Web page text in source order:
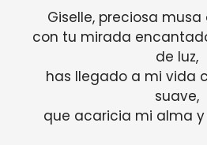
Giselle, preciosa musa
con tu mirada
de luz,
has llegado a mi vida
suave,
que acaricia mi alma y